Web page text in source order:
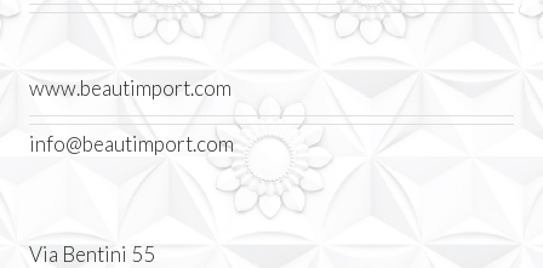
www.beautimport.com
info@beautimport.com
Via Bentini 55